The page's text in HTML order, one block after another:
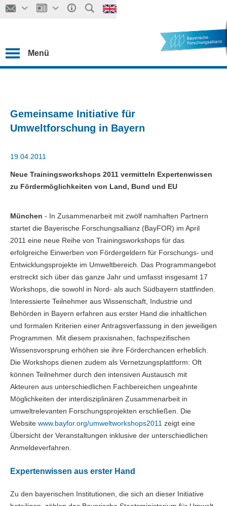
Menü
Gemeinsame Initiative für
Umweltforschung in Bayern
19.04.2011
Neue Trainingsworkshops 2011 vermitteln Expertenwissen
zu Fördermöglichkeiten von Land, Bund und EU
München - In Zusammenarbeit mit zwölf namhaften Partnern
startet die Bayerische Forschungsallianz (BayFOR) im April
2011 eine neue Reihe von Trainingsworkshops für das
erfolgreiche Einwerben von Fördergeldern für Forschungs- und
Entwicklungsprojekte im Umweltbereich. Das Programmangebot
erstreckt sich über das ganze Jahr und umfasst insgesamt 17
Workshops, die sowohl in Nord- als auch Südbayern stattfinden.
Interessierte Teilnehmer aus Wissenschaft, Industrie und
Behörden in Bayern erfahren aus erster Hand die inhaltlichen
und formalen Kriterien einer Antragsverfassung in den jeweiligen
Programmen. Mit diesem praxisnahen, fachspezifischen
Wissensvorsprung erhöhen sie ihre Förderchancen erheblich.
Die Workshops dienen zudem als Vernetzungsplattform: Oft
können Teilnehmer durch den intensiven Austausch mit
Akteuren aus unterschiedlichen Fachbereichen ungeahnte
Möglichkeiten der interdisziplinären Zusammenarbeit in
umweltrelevanten Forschungsprojekten erschließen. Die
Website www.bayfor.org/umweltworkshops2011 zeigt eine
Übersicht der Veranstaltungen inklusive der unterschiedlichen
Anmeldeverfahren.
Expertenwissen aus erster Hand
Zu den bayerischen Institutionen, die sich an dieser Initiative